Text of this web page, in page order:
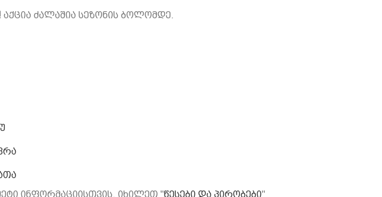
აქცია ძალაშია სეზონის ბოლომდე.
ინფორმაციისთვის, იხილეთ "წესები და პირობები"